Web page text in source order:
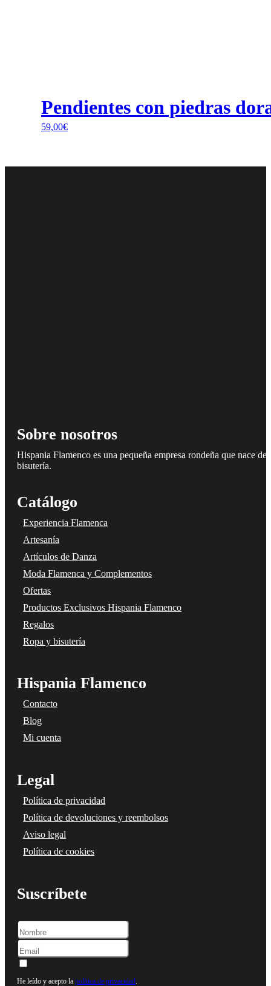
Pendientes con piedras
59,00€
Sobre nosotros
Hispania Flamenco es una pequeña empresa rondeña que nace
bisutería.
Catálogo
Experiencia Flamenca
Artesanía
Artículos de Danza
Moda Flamenca y Complementos
Ofertas
Productos Exclusivos Hispania Flamenco
Regalos
Ropa y bisutería
Hispania Flamenco
Contacto
Blog
Mi cuenta
Legal
Política de privacidad
Política de devoluciones y reembolsos
Aviso legal
Política de cookies
Suscríbete
He leído y acepto la política de privacidad